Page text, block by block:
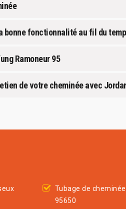
bonne fonctionnalité au fil du
Ramoneur 95
de votre cheminée avec
Tubage de
95650